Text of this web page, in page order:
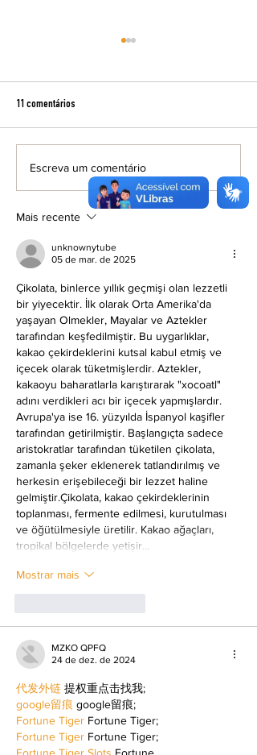
Cine Fórum exibe filme inédito nos
cinemas brasileiros
11 comentários
Escreva um comentário
Mais recente
unknownytube
05 de mar. de 2025
Çikolata, binlerce yıllık geçmişi olan lezzetli
bir yiyecektir. İlk olarak Orta Amerika'da
yaşayan Olmekler, Mayalar ve Aztekler
tarafından keşfedilmiştir. Bu uygarlıklar,
kakao çekirdeklerini kutsal kabul etmiş ve
içecek olarak tüketmişlerdir. Aztekler,
kakaoyu baharatlarla karıştırarak "xocoatl"
adını verdikleri acı bir içecek yapmışlardır.
Avrupa'ya ise 16. yüzyılda İspanyol kaşifler
tarafından getirilmiştir. Başlangıçta sadece
aristokratlar tarafından tüketilen çikolata,
zamanla şeker eklenerek tatlandırılmış ve
herkesin erişebileceği bir lezzet haline
gelmiştir.Çikolata, kakao çekirdeklerinin
toplanması, fermente edilmesi, kurutulması
ve öğütülmesiyle üretilir. Kakao ağaçları,
tropikal bölgelerde yetişir…
Mostrar mais
MZKO QPFQ
24 de dez. de 2024
代发外链 提权重点击找我;
google留痕 google留痕;
Fortune Tiger Fortune Tiger;
Fortune Tiger Fortune Tiger;